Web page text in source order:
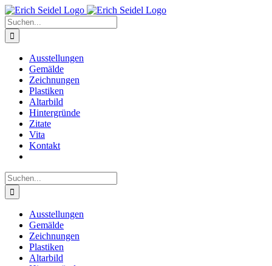
Zum
Inhalt
springen
Suche
nach:
Ausstellungen
Gemälde
Zeichnungen
Plastiken
Altarbild
Hintergründe
Zitate
Vita
Kontakt
Suche
nach:
Ausstellungen
Gemälde
Zeichnungen
Plastiken
Altarbild